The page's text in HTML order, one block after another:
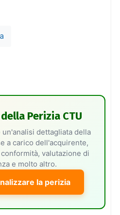
Perizia CTU
dettagliata della
a carico dell'acquirente,
valutazione di
e molto altro.
la perizia